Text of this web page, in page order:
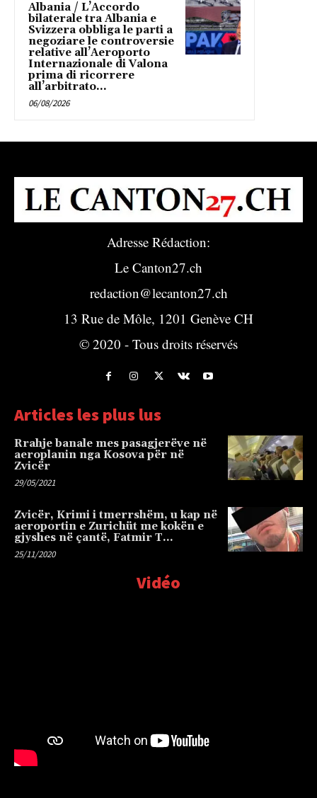
Albania / L’Accordo
bilaterale tra Albania e
Svizzera obbliga le parti a
negoziare le controversie
relative all’Aeroporto
Internazionale di Valona
prima di ricorrere
all’arbitrato...
06/08/2026
Adresse Rédaction:
Le Canton27.ch
redaction@lecanton27.ch
13 Rue de Môle, 1201 Genève CH
© 2020 - Tous droits réservés
Articles les plus lus
Rrahje banale mes pasagjerëve në
aeroplanin nga Kosova për në
Zvicër
29/05/2021
Zvicër, Krimi i tmerrshëm, u kap në
aeroportin e Zurichüt me kokën e
gjyshes në çantë, Fatmir T…
25/11/2020
Vidéo